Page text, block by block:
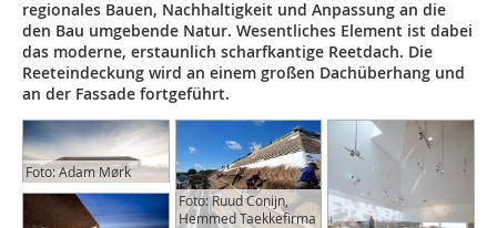
regionales Bauen, Nachhaltigkeit und Anpassung an die
den Bau umgebende Natur. Wesentliches Element ist dabei
das moderne, erstaunlich scharfkantige Reetdach. Die
Reeteindeckung wird an einem großen Dachüberhang und
an der Fassade fortgeführt.
Foto: Adam Mørk
Foto: Ruud Conijn,
Hemmed Taekkefirma